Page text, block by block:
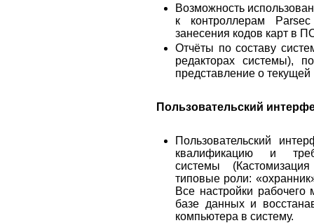
Возможность
к контроллерам
занесения кодов карт в
Отчёты по составу
редакторах системы),
представление о
Пользовательский
Пользовательский
квалификацию и
системы
типовые роли:
Все настройки рабочего
базе данных и
компьютера в систему.